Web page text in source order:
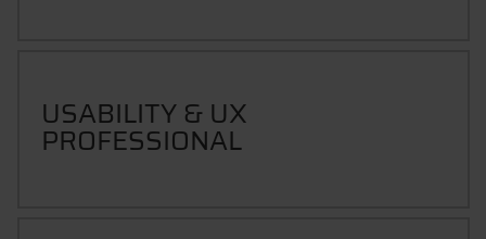
USABILITY & UX
PROFESSIONAL